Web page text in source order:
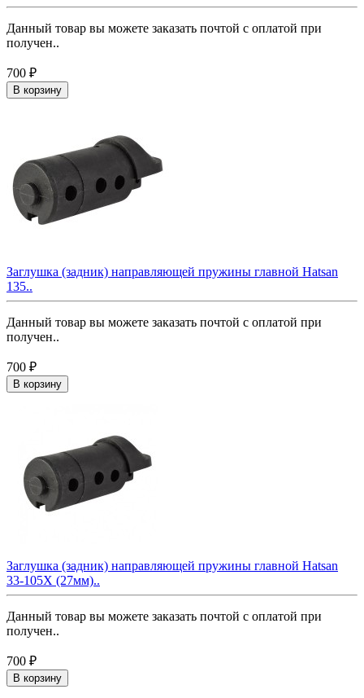
Данный товар вы можете заказать почтой с оплатой при
получен..
700 ₽
В корзину
Заглушка (задник) направляющей пружины главной Hatsan
135..
Данный товар вы можете заказать почтой с оплатой при
получен..
700 ₽
В корзину
Заглушка (задник) направляющей пружины главной Hatsan
33-105Х (27мм)..
Данный товар вы можете заказать почтой с оплатой при
получен..
700 ₽
В корзину